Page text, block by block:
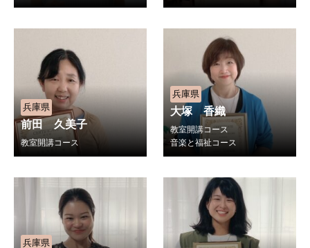
兵庫県
前田 久美子
教室開講コース
兵庫県
大塚 香織
教室開講コース
音楽と福祉コース
兵庫県